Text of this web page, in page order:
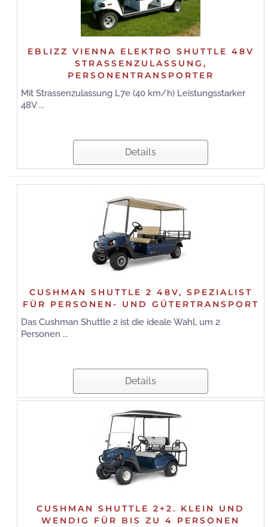
EBLIZZ VIENNA ELEKTRO SHUTTLE 48V
STRASSENZULASSUNG,
PERSONENTRANSPORTER
Mit Strassenzulassung L7e (40 km/h) Leistungsstarker
48V ...
Details
CUSHMAN SHUTTLE 2 48V, SPEZIALIST
FÜR PERSONEN- UND GÜTERTRANSPORT
Das Cushman Shuttle 2 ist die ideale Wahl, um 2
Personen ...
Details
CUSHMAN SHUTTLE 2+2. KLEIN UND
WENDIG FÜR BIS ZU 4 PERSONEN